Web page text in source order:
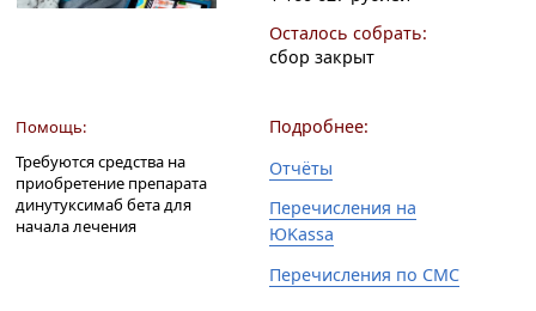
Осталось собрать:
сбор закрыт
Помощь:
Требуются средства на
приобретение препарата
динутуксимаб бета для
начала лечения
Подробнее:
Отчёты
Перечисления на
ЮKassa
Перечисления по СМС